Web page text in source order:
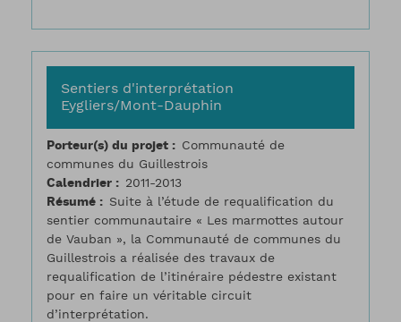
Sentiers d'interprétation
Eygliers/Mont-Dauphin
Porteur(s) du projet
Communauté de
communes du Guillestrois
Calendrier
2011-2013
Résumé
Suite à l’étude de requalification du
sentier communautaire « Les marmottes autour
de Vauban », la Communauté de communes du
Guillestrois a réalisée des travaux de
requalification de l’itinéraire pédestre existant
pour en faire un véritable circuit
d’interprétation.